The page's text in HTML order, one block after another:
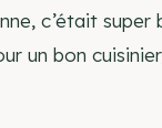
c’était super
un bon